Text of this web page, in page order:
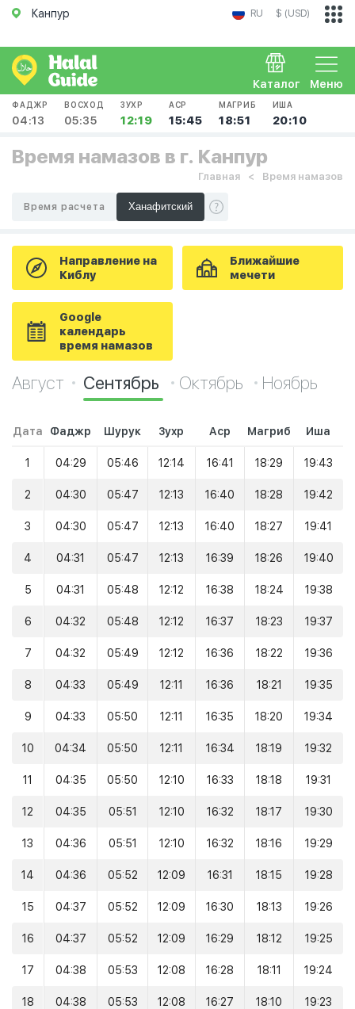
Канпур RU $ (USD)
Меню
Каталог
ФАДЖР
04:13
ВОСХОД
05:35
ЗУХР
12:19
АСР
15:45
МАГРИБ
18:51
ИША
20:10
Время намазов в г. Канпур
Главная Время намазов
Время расчета
Направление на
Киблу
Ближайшие
мечети
Google
календарь
время намазов
Август Сентябрь Октябрь Ноябрь
Дата Фаджр Шурук Зухр Аср Магриб Иша
1 04:29 05:46 12:14 16:41 18:29 19:43
2 04:30 05:47 12:13 16:40 18:28 19:42
3 04:30 05:47 12:13 16:40 18:27 19:41
4 04:31 05:47 12:13 16:39 18:26 19:40
5 04:31 05:48 12:12 16:38 18:24 19:38
6 04:32 05:48 12:12 16:37 18:23 19:37
7 04:32 05:49 12:12 16:36 18:22 19:36
8 04:33 05:49 12:11 16:36 18:21 19:35
9 04:33 05:50 12:11 16:35 18:20 19:34
10 04:34 05:50 12:11 16:34 18:19 19:32
11 04:35 05:50 12:10 16:33 18:18 19:31
12 04:35 05:51 12:10 16:32 18:17 19:30
13 04:36 05:51 12:10 16:32 18:16 19:29
14 04:36 05:52 12:09 16:31 18:15 19:28
15 04:37 05:52 12:09 16:30 18:13 19:26
16 04:37 05:52 12:09 16:29 18:12 19:25
17 04:38 05:53 12:08 16:28 18:11 19:24
18 04:38 05:53 12:08 16:27 18:10 19:23